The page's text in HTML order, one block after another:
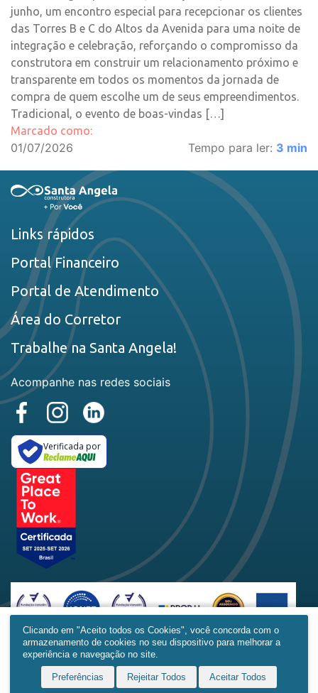
junho, um encontro especial para recepcionar os clientes
das Torres B e C do Altos da Avenida para uma noite de
integração e celebração, reforçando o compromisso da
construtora em construir um relacionamento próximo e
transparente em todos os momentos da jornada de
compra de quem escolhe um de seus empreendimentos.
Tradicional, o evento de boas-vindas […]
Marcado como:
01/07/2026 Tempo para ler: 3 min
Links rápidos
Portal Financeiro
Portal de Atendimento
Área do Corretor
Trabalhe na Santa Angela!
Acompanhe nas redes sociais
Verificada por
Home Produtos Obras Contato Mais
Clicando em "Aceito todos os Cookies", você concorda com o
armazenamento de cookies no seu dispositivo para melhorar a
experiência e navegação no site.
Preferências Rejeitar Todos Aceitar Todos